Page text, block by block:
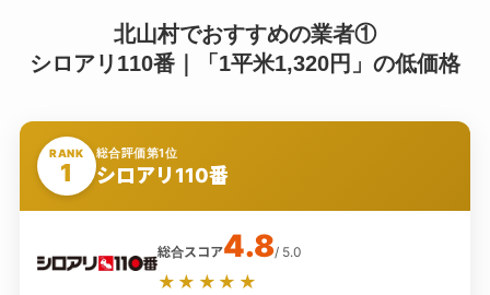
北山村でおすすめの業者①
シロアリ110番｜「1平米1,320円」の低価格
RANK
1
総合評価第1位
シロアリ110番
総合スコア4.8/ 5.0
★★★★★